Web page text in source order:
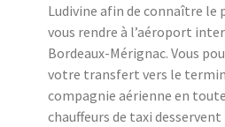
Ludivine afin de connaître le
vous rendre à l’aéroport
Bordeaux-Mérignac. Vous
votre transfert vers le
compagnie aérienne en
chauffeurs de taxi